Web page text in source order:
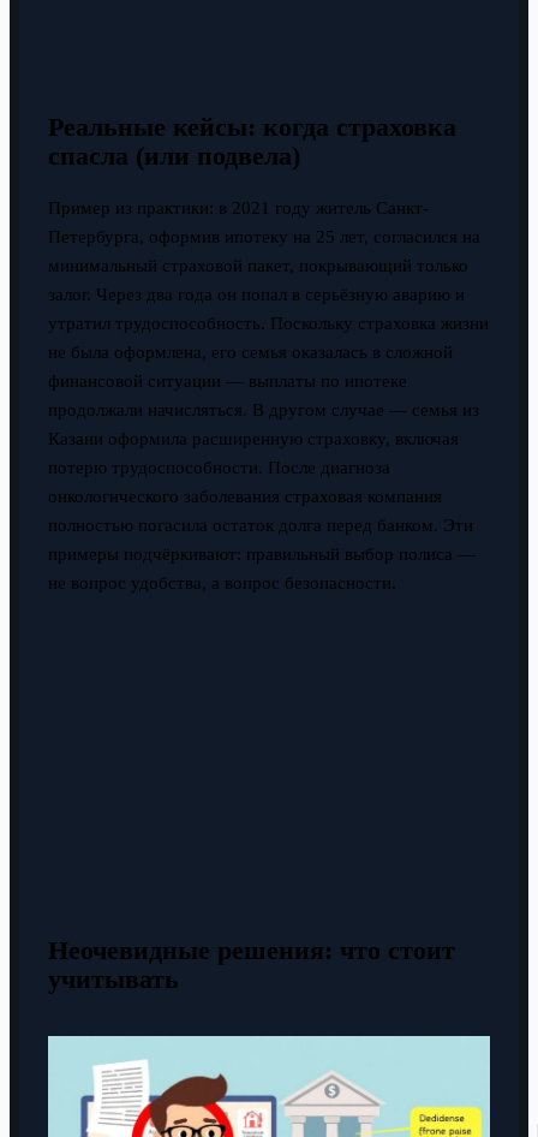
Реальные кейсы: когда страховка
спасла (или подвела)
Пример из практики: в 2021 году житель Санкт-
Петербурга, оформив ипотеку на 25 лет, согласился на
минимальный страховой пакет, покрывающий только
залог. Через два года он попал в серьёзную аварию и
утратил трудоспособность. Поскольку страховка жизни
не была оформлена, его семья оказалась в сложной
финансовой ситуации — выплаты по ипотеке
продолжали начисляться. В другом случае — семья из
Казани оформила расширенную страховку, включая
потерю трудоспособности. После диагноза
онкологического заболевания страховая компания
полностью погасила остаток долга перед банком. Эти
примеры подчёркивают: правильный выбор полиса —
не вопрос удобства, а вопрос безопасности.
Неочевидные решения: что стоит
учитывать